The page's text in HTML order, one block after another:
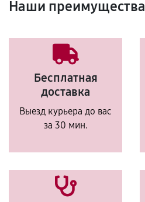
Наши преимущества
Бесплатная
доставка
Выезд курьера до вас
за 30 мин.